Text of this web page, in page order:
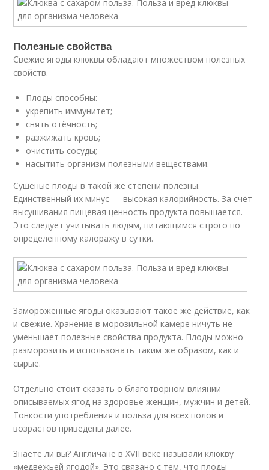
Полезные свойства
Свежие ягоды клюквы обладают множеством полезных
свойств.
Плоды способны:
укрепить иммунитет;
снять отёчность;
разжижать кровь;
очистить сосуды;
насытить организм полезными веществами.
Сушёные плоды в такой же степени полезны.
Единственный их минус — высокая калорийность. За счёт
высушивания пищевая ценность продукта повышается.
Это следует учитывать людям, питающимся строго по
определённому калоражу в сутки.
Замороженные ягоды оказывают такое же действие, как
и свежие. Хранение в морозильной камере ничуть не
уменьшает полезные свойства продукта. Плоды можно
разморозить и использовать таким же образом, как и
сырые.
Отдельно стоит сказать о благотворном влиянии
описываемых ягод на здоровье женщин, мужчин и детей.
Тонкости употребления и польза для всех полов и
возрастов приведены далее.
Знаете ли вы? Англичане в XVII веке называли клюкву
«медвежьей ягодой». Это связано с тем, что плоды